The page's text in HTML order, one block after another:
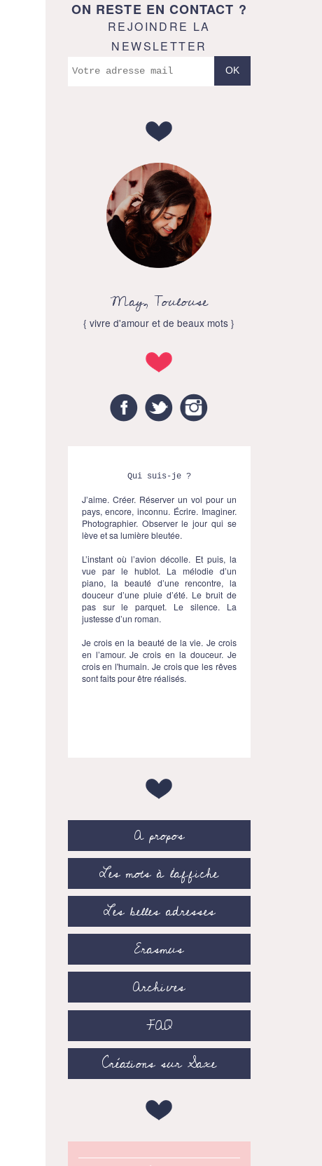
ON RESTE EN CONTACT ?
REJOINDRE LA
NEWSLETTER
May, Toulouse
{ vivre d'amour et de beaux mots }
FacebookTwitter
Qui suis-je ?
J’aime. Créer. Réserver un vol pour un
pays, encore, inconnu. Écrire. Imaginer.
Photographier. Observer le jour qui se
lève et sa lumière bleutée.
L’instant où l’avion décolle. Et puis, la
vue par le hublot. La mélodie d’un
piano, la beauté d’une rencontre, la
douceur d’une pluie d’été. Le bruit de
pas sur le parquet. Le silence. La
justesse d’un roman.
Je crois en la beauté de la vie. Je crois
en l’amour. Je crois en la douceur. Je
crois en l'humain. Je crois que les rêves
sont faits pour être réalisés.
A propos
Les mots à l’affiche
Les belles adresses
Erasmus
Archives
FAQ
Créations sur Saxe